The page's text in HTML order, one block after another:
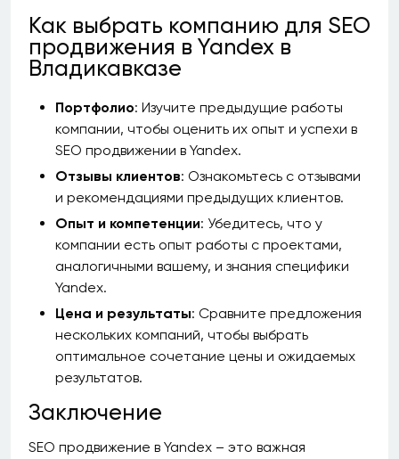
Как выбрать компанию для SEO
продвижения в Yandex в
Владикавказе
Портфолио: Изучите предыдущие работы
компании, чтобы оценить их опыт и успехи в
SEO продвижении в Yandex.
Отзывы клиентов: Ознакомьтесь с отзывами
и рекомендациями предыдущих клиентов.
Опыт и компетенции: Убедитесь, что у
компании есть опыт работы с проектами,
аналогичными вашему, и знания специфики
Yandex.
Цена и результаты: Сравните предложения
нескольких компаний, чтобы выбрать
оптимальное сочетание цены и ожидаемых
результатов.
Заключение
SEO продвижение в Yandex – это важная